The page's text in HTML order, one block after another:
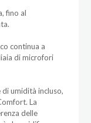
fino al
continua a
di microfori
di umidità incluso,
La
delle